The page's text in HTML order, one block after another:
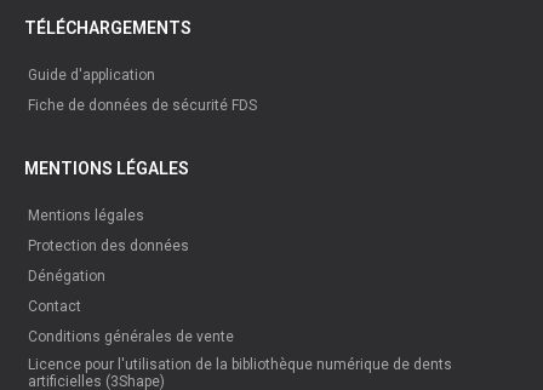
TÉLÉCHARGEMENTS
Guide d'application
Fiche de données de sécurité FDS
MENTIONS LÉGALES
Mentions légales
Protection des données
Dénégation
Contact
Conditions générales de vente
Licence pour l'utilisation de la bibliothèque numérique de dents
artificielles (3Shape)